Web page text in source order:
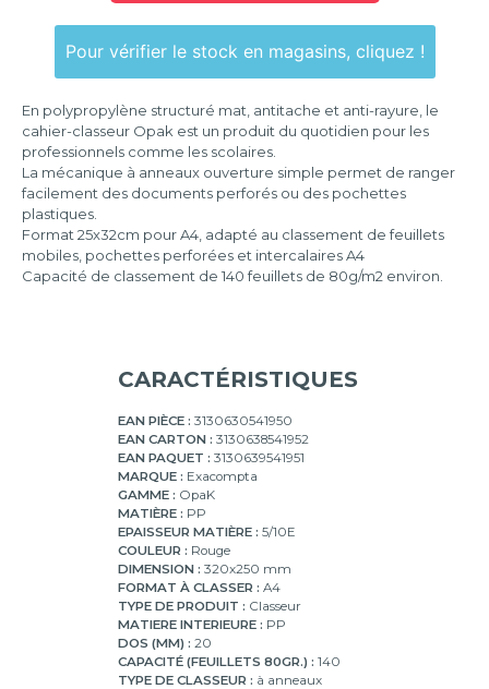
anneaux
Pour vérifier le stock en magasins, cliquez !
En polypropylène structuré mat, antitache et anti-rayure, le
cahier-classeur Opak est un produit du quotidien pour les
professionnels comme les scolaires.
La mécanique à anneaux ouverture simple permet de ranger
facilement des documents perforés ou des pochettes
plastiques.
Format 25x32cm pour A4, adapté au classement de feuillets
mobiles, pochettes perforées et intercalaires A4
Capacité de classement de 140 feuillets de 80g/m2 environ.
CARACTÉRISTIQUES
EAN PIÈCE : 3130630541950
EAN CARTON : 3130638541952
EAN PAQUET : 3130639541951
MARQUE : Exacompta
GAMME : OpaK
MATIÈRE : PP
EPAISSEUR MATIÈRE : 5/10E
COULEUR : Rouge
DIMENSION : 320x250 mm
FORMAT À CLASSER : A4
TYPE DE PRODUIT : Classeur
MATIERE INTERIEURE : PP
DOS (MM) : 20
CAPACITÉ (FEUILLETS 80GR.) : 140
TYPE DE CLASSEUR : à anneaux